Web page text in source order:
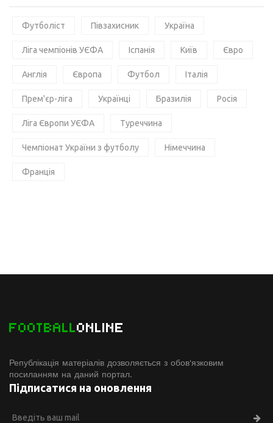
Футболіст Півзахисник Україна
Ліга чемпіонів УЄФА Іспанія Київ Євро
Англія Європа Футбол Італія
Прем'єр-ліга Українці Бразилія Росія
Ліга Європи УЄФА Туреччина
Чемпіонат України з футболу Німеччина
Франція
FOOTBALLONLINE
Републікація матеріалів дозволяється з обов'язковим
посиланням на даний портал.
Підписатися на оновлення